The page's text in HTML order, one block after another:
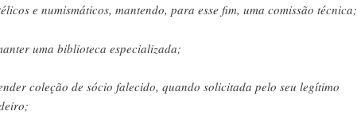
e numismáticos, mantendo, para esse fim, uma comissão técnica;
uma biblioteca especializada;
coleção de sócio falecido, quando solicitada pelo seu legítimo